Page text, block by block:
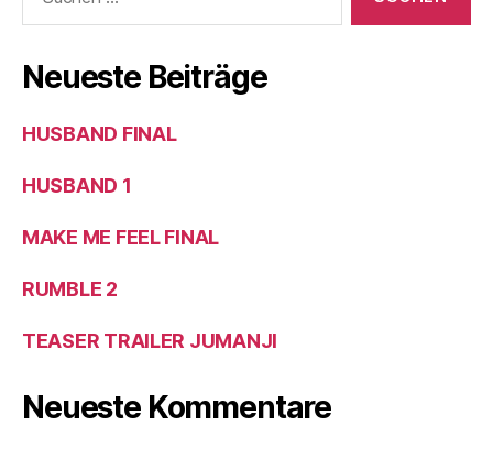
Neueste Beiträge
HUSBAND FINAL
HUSBAND 1
MAKE ME FEEL FINAL
RUMBLE 2
TEASER TRAILER JUMANJI
Neueste Kommentare